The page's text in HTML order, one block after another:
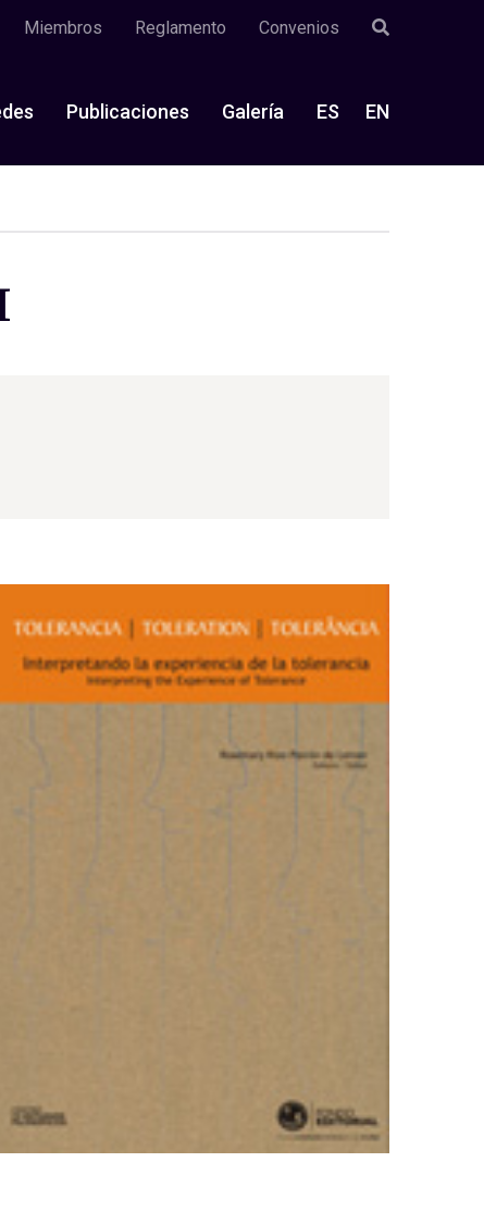
Miembros Reglamento Convenios
Publicaciones Galería ES EN